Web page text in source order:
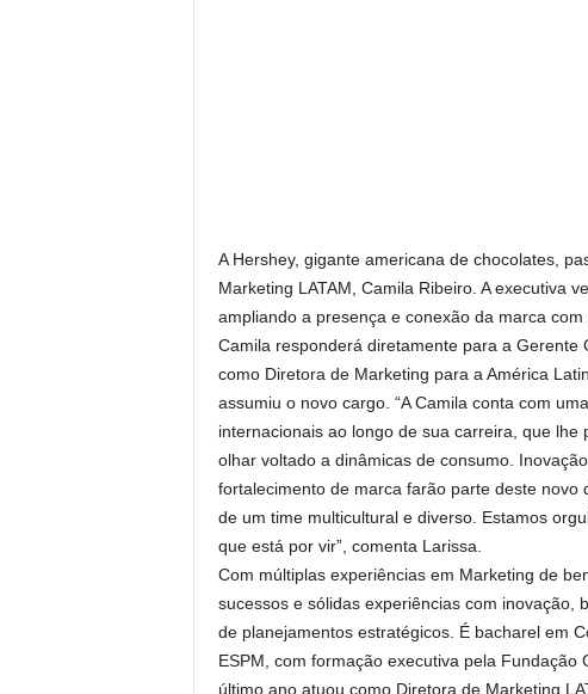
A Hershey, gigante americana de chocolates,
Marketing LATAM, Camila Ribeiro. A executiva
ampliando a presença e conexão da marca com
Camila responderá diretamente para a Gerente
como Diretora de Marketing para a América
assumiu o novo cargo. “A Camila conta com
internacionais ao longo de sua carreira, que
olhar voltado a dinâmicas de consumo.
fortalecimento de marca farão parte deste
de um time multicultural e diverso. Estamos
que está por vir”, comenta Larissa.
Com múltiplas experiências em Marketing de
sucessos e sólidas experiências com inovação,
de planejamentos estratégicos. É bacharel em
ESPM, com formação executiva pela Fundação
último ano atuou como Diretora de Marketing